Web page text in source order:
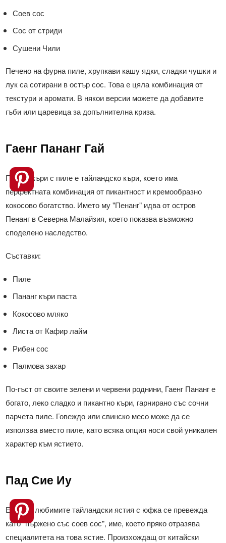
Соев сос
Сос от стриди
Сушени Чили
Печено на фурна пиле, хрупкави кашу ядки, сладки чушки и
лук са сотирани в остър сос. Това е цяла комбинация от
текстури и аромати. В някои версии можете да добавите
гъби или царевица за допълнителна криза.
Гаенг Пананг Гай
Пананг къри с пиле е тайландско къри, което има
перфектната комбинация от пикантност и кремообразно
кокосово богатство. Името му "Пенанг" идва от остров
Пенанг в Северна Малайзия, което показва възможно
споделено наследство.
Съставки:
Пиле
Пананг къри паста
Кокосово мляко
Листа от Кафир лайм
Рибен сос
Палмова захар
По-гъст от своите зелени и червени роднини, Гаенг Пананг е
богато, леко сладко и пикантно къри, гарнирано със сочни
парчета пиле. Говеждо или свинско месо може да се
използва вместо пиле, като всяка опция носи свой уникален
характер към ястието.
Пад Сие Иу
Едно от любимите тайландски ястия с юфка се превежда
като" пържено със соев сос", име, което пряко отразява
специалитета на това ястие. Произхождащ от китайски